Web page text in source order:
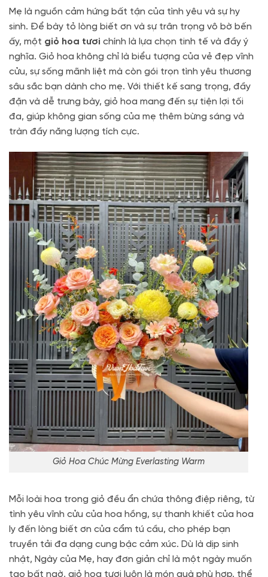
Mẹ là nguồn cảm hứng bất tận của tình yêu và sự hy
sinh. Để bày tỏ lòng biết ơn và sự trân trọng vô bờ bến
ấy, một giỏ hoa tươi chính là lựa chọn tinh tế và đầy ý
nghĩa. Giỏ hoa không chỉ là biểu tượng của vẻ đẹp vĩnh
cửu, sự sống mãnh liệt mà còn gói trọn tình yêu thương
sâu sắc bạn dành cho mẹ. Với thiết kế sang trọng, đầy
đặn và dễ trưng bày, giỏ hoa mang đến sự tiện lợi tối
đa, giúp không gian sống của mẹ thêm bừng sáng và
tràn đầy năng lượng tích cực.
Giỏ Hoa Chúc Mừng Everlasting Warm
Mỗi loài hoa trong giỏ đều ẩn chứa thông điệp riêng, từ
tình yêu vĩnh cửu của hoa hồng, sự thanh khiết của hoa
ly đến lòng biết ơn của cẩm tú cầu, cho phép bạn
truyền tải đa dạng cung bậc cảm xúc. Dù là dịp sinh
nhật, Ngày của Mẹ, hay đơn giản chỉ là một ngày muốn
tạo bất ngờ, giỏ hoa tươi luôn là món quà phù hợp, thể